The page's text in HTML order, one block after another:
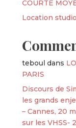
COURTE
Location
teboul dans
PARIS
Discours de
les grands
– Cannes, 20
sur les VHSS-